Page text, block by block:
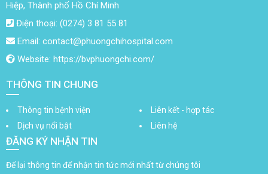
Hiệp, Thành phố Hồ Chí Minh
Điện thoại: (0274) 3 81 55 81
Email: contact@phuongchihospital.com
Website: https://bvphuongchi.com/
THÔNG TIN CHUNG
Thông tin bệnh viện
Liên kết - hợp tác
Dịch vụ nổi bật
Liên hệ
ĐĂNG KÝ NHẬN TIN
Để lại thông tin để nhận tin tức mới nhất từ chúng tôi